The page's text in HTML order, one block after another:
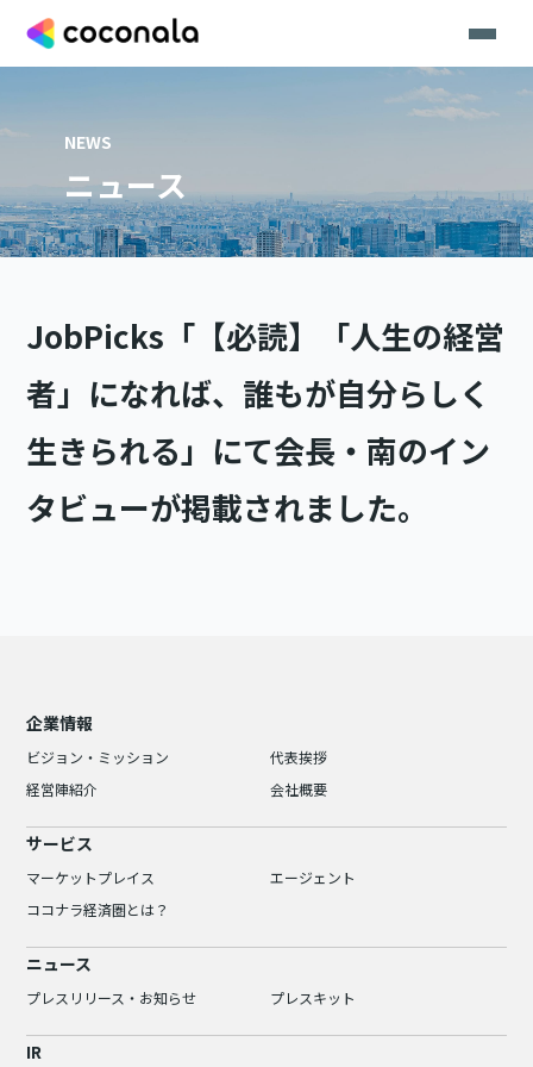
NEWS
ニュース
JobPicks「【必読】「人生の経営
者」になれば、誰もが自分らしく
生きられる」にて会長・南のイン
タビューが掲載されました。
企業情報
ビジョン・ミッション
代表挨拶
経営陣紹介
会社概要
サービス
マーケットプレイス
エージェント
ココナラ経済圏とは？
ニュース
プレスリリース・お知らせ プレスキット
IR